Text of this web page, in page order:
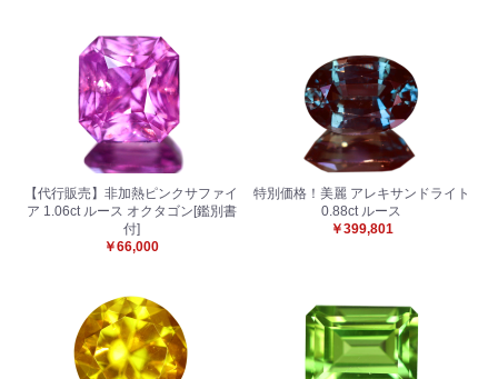
【代行販売】非加熱ピンクサファイ
ア 1.06ct ルース オクタゴン[鑑別書
付]
￥66,000
特別価格！美麗 アレキサンドライト
0.88ct ルース
￥399,801